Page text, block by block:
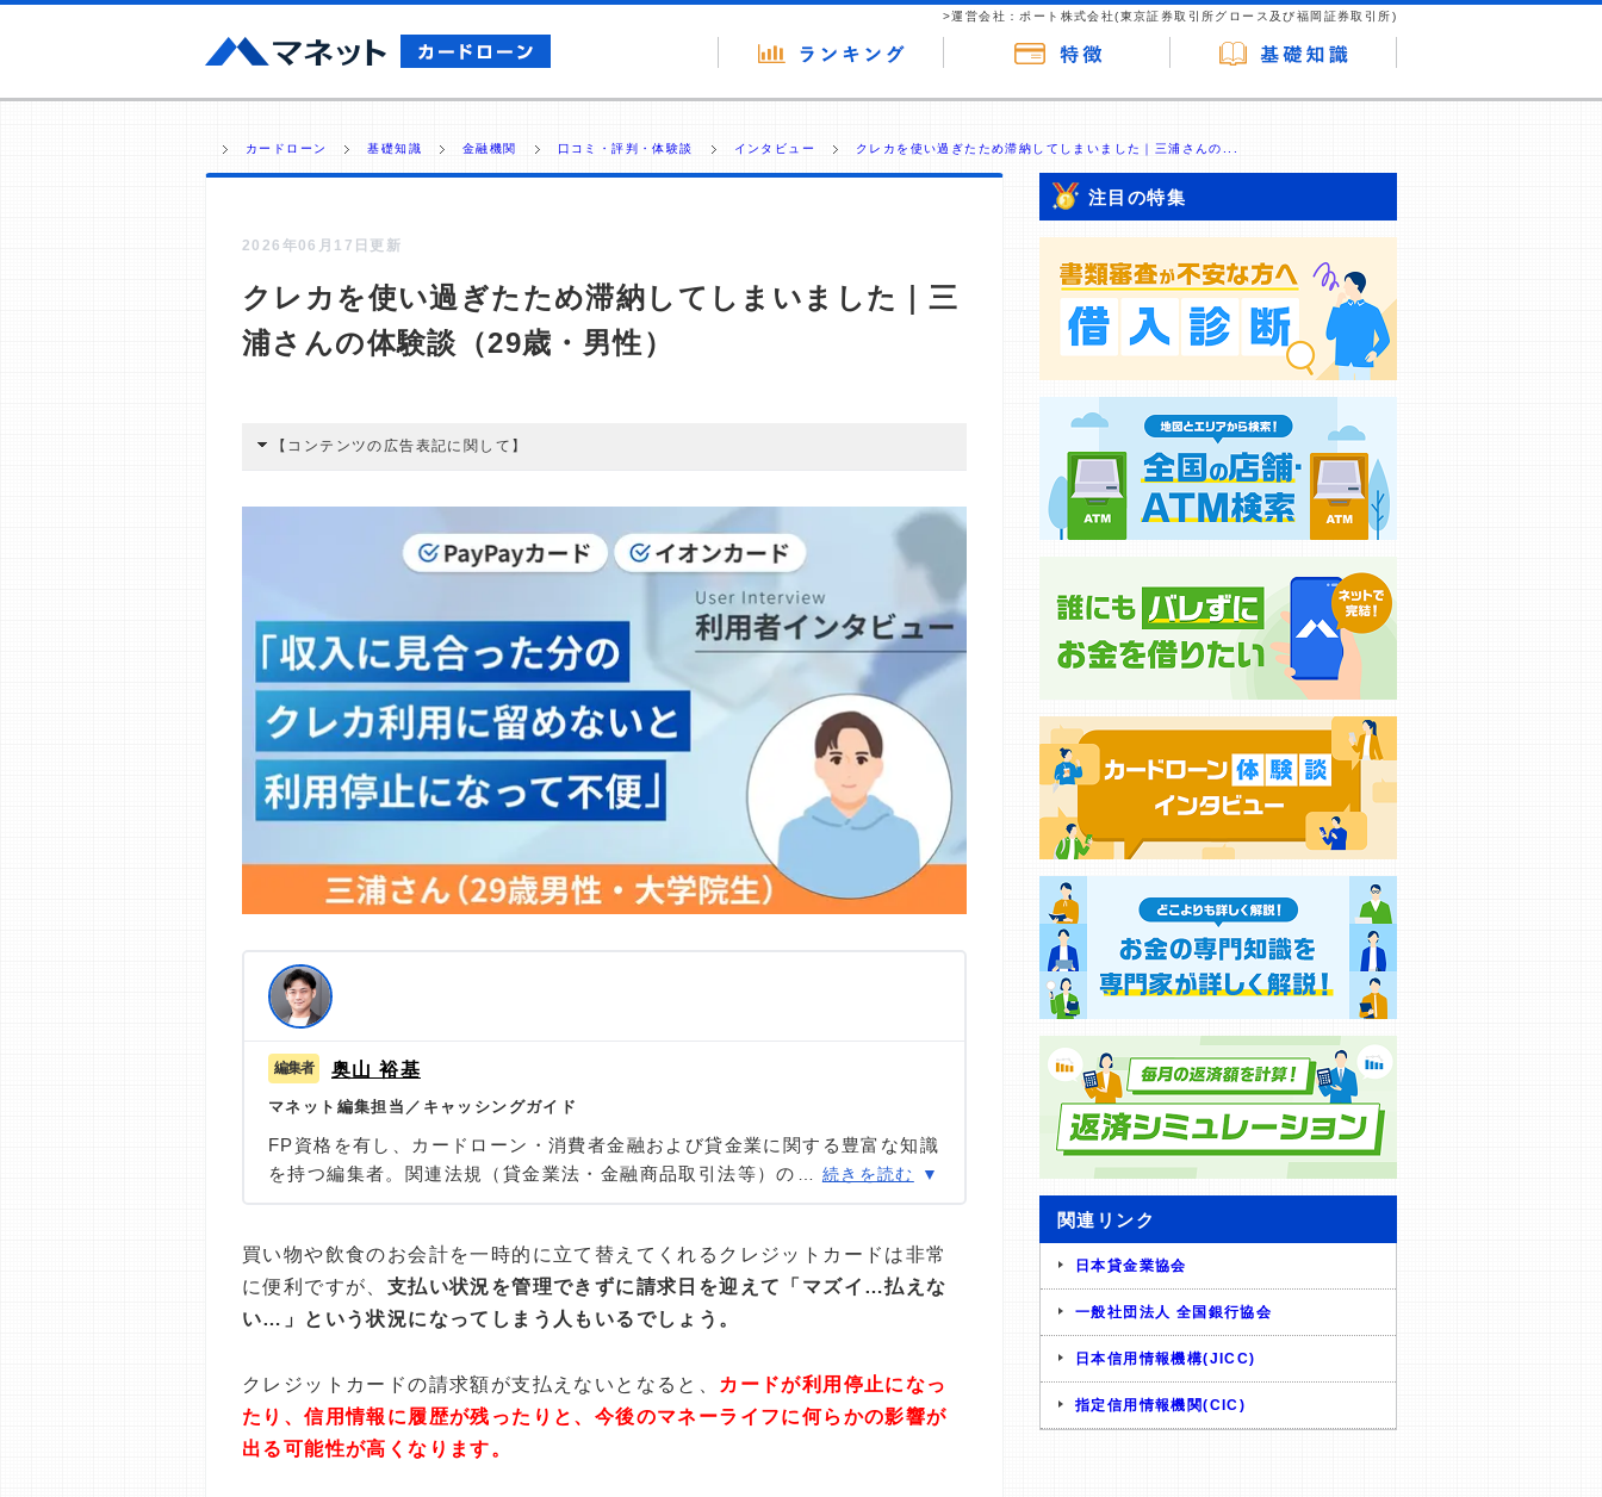
>運営会社：ポート株式会社(東京証券取引所グロース及び福岡証券取引所)
カードローン 基礎知識 金融機関 口コミ・評判・体験談 インタビュー クレカを使い過ぎたため滞納してしまいました｜三浦さんの...
2026年06月17日更新
クレカを使い過ぎたため滞納してしまいました｜三
浦さんの体験談（29歳・男性）
【コンテンツの広告表記に関して】
酬が支払われるという収益モデルです。 ただし、特定の商品を根拠なくPRするものではなく、当
編集部の調査／ユーザーへの口コミ収集などに基づき、公平性を担保した情報提供を行っていま
奥山 裕基
マネット編集担当／キャッシングガイド
FP資格を有し、カードローン・消費者金融および貸金業に関する豊富な知識
を持つ編集者。関連法規（貸金業法・金融商品取引法等）の理解を深めつ
を超える記事を執筆。生活に欠かせない「お金」だからこそ最適な意思決定
を支援したいという理念のもとに情報発信を行っている。
… 続きを読む
買い物や飲食のお会計を一時的に立て替えてくれるクレジットカードは非常
に便利ですが、 支払い状況を管理できずに請求日を迎えて「マズイ…払えな
い…」という状況になってしまう人もいるでしょう。
クレジットカードの請求額が支払えないとなると、 カードが利用停止になっ
たり、信用情報に履歴が残ったりと、今後のマネーライフに何らかの影響が
出る可能性が高くなります。
注目の特集
関連リンク
日本貸金業協会
一般社団法人 全国銀行協会
日本信用情報機構(JICC)
指定信用情報機関(CIC)